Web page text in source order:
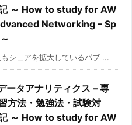
～ How to study for AW
Networking – Sp
シェアを拡大しているパブ ...
ータアナリティクス – 専
方法・勉強法・試験対
～ How to study for AW